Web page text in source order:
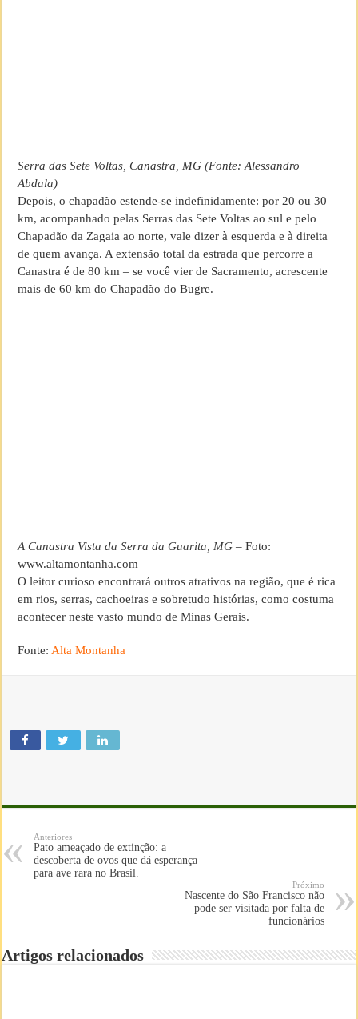
Serra das Sete Voltas, Canastra, MG (Fonte: Alessandro
Abdala)
Depois, o chapadão estende-se indefinidamente: por 20 ou 30
km, acompanhado pelas Serras das Sete Voltas ao sul e pelo
Chapadão da Zagaia ao norte, vale dizer à esquerda e à direita
de quem avança. A extensão total da estrada que percorre a
Canastra é de 80 km – se você vier de Sacramento, acrescente
mais de 60 km do Chapadão do Bugre.
A Canastra Vista da Serra da Guarita, MG – Foto:
www.altamontanha.com
O leitor curioso encontrará outros atrativos na região, que é rica
em rios, serras, cachoeiras e sobretudo histórias, como costuma
acontecer neste vasto mundo de Minas Gerais.
Fonte:Alta Montanha
Anteriores
Pato ameaçado de extinção: a
descoberta de ovos que dá esperança
para ave rara no Brasil.
Próximo
Nascente do São Francisco não
pode ser visitada por falta de
funcionários
Artigos relacionados